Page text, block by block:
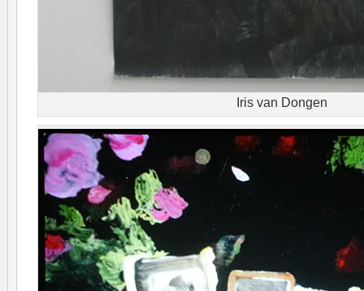
Iris van Dongen